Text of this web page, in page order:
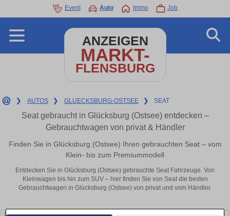
Event Auto Immo Job
ANZEIGEN
MARKT-
FLENSBURG
❯ AUTOS ❯ GLUECKSBURG-OSTSEE ❯ SEAT
Seat gebraucht in Glücksburg (Ostsee) entdecken –
Gebrauchtwagen von privat & Händler
Finden Sie in Glücksburg (Ostsee) Ihren gebrauchten Seat – vom
Klein- bis zum Premiummodell
Entdecken Sie in Glücksburg (Ostsee) gebrauchte Seat Fahrzeuge. Von
Kleinwagen bis hin zum SUV – hier finden Sie von Seat die besten
Gebrauchtwagen in Glücksburg (Ostsee) von privat und vom Händler.